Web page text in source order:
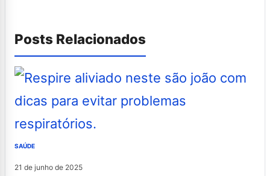
Posts Relacionados
SAÚDE
21 de junho de 2025